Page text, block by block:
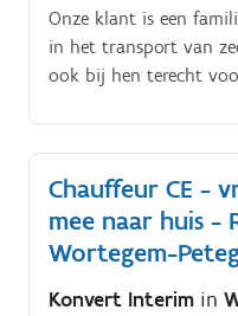
Onze klant is een
in het transport van
ook bij hen terecht
Chauffeur CE -
mee naar huis -
Wortegem-
Konvert Interim in